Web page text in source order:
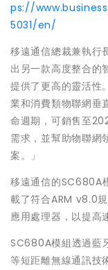
ps://
5031/en/
移遠通信總裁兼執
出另一款高度整合的
提供了更高的靈活性
業和消費類物聯網垂
命週期，可銷售至
需求，並幫助物聯網
案。」
移遠通信的
載了符合ARM v8.0
應用處理器，以提高
SC680A模組透過藍
等短距離無線通訊技